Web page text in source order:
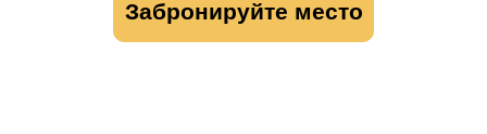
Забронируйте место